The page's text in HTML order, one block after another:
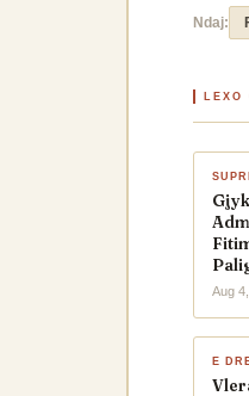
Ndaj:
LEXO
Aug
E